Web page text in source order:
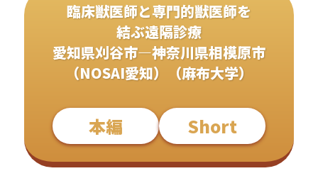
臨床獣医師と専門的獣医師を
結ぶ遠隔診療
愛知県刈谷市―神奈川県相模原市
（NOSAI愛知）（麻布大学）
本編 Short